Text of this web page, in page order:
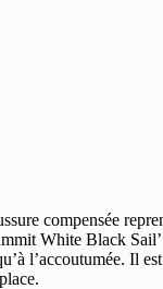
compensée
White Black Sail’
l’accoutumée. Il